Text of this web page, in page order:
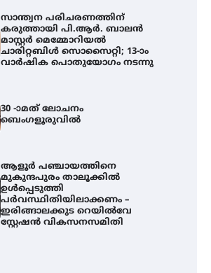
സാന്ത്വന പരിചരണത്തിന്
കരുത്തായി പി.ആർ. ബാലൻ
മാസ്റ്റർ മെമ്മോറിയൽ
ചാരിറ്റബിൾ സൊസൈറ്റി; 13-ാം
വാർഷിക പൊതുയോഗം നടന്നു
30 -ാമത് ലോചനം
ബെംഗളൂരുവിൽ
ആളൂർ പഞ്ചായത്തിനെ
മുകുന്ദപുരം താലൂക്കിൽ
ഉൾപ്പെടുത്തി
പർവസ്ഥിതിയിലാക്കണം –
ഇരിങ്ങാലക്കുട റെയിൽവേ
സ്റ്റേഷൻ വികസനസമിതി